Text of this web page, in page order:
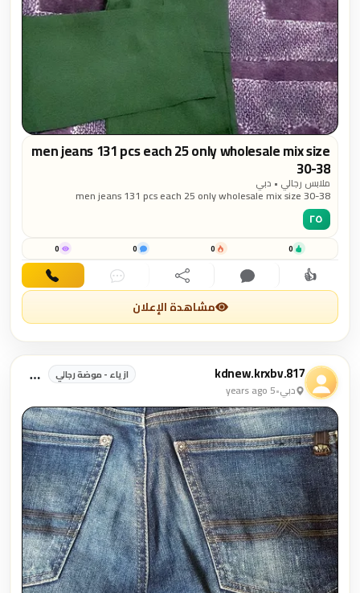
men jeans 131 pcs each 25 only wholesale mix size
30-38
ملابس رجالي • دبي
men jeans 131 pcs each 25 only wholesale mix size 30-38
٢٥
0
0
0
0
👍اهتمام تعليق مشاركة دردشة اتصال
مشاهدة الإعلان
kdnew.krxbv.817
دبي•
5 years ago
ازياء - موضة رجالي